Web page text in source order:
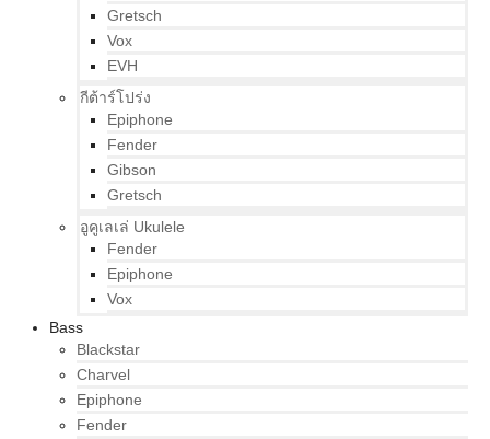
Gretsch
Vox
EVH
กีต้าร์โปร่ง
Epiphone
Fender
Gibson
Gretsch
อูคูเลเล่ Ukulele
Fender
Epiphone
Vox
Bass
Blackstar
Charvel
Epiphone
Fender